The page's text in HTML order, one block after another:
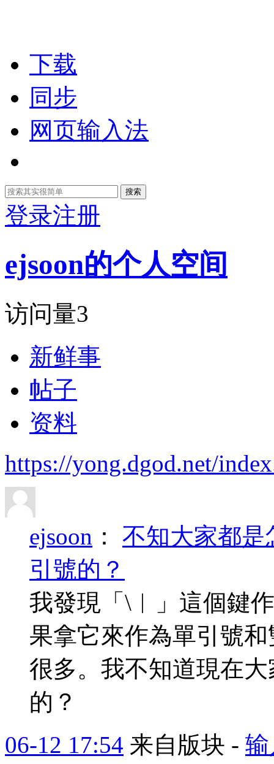
下载
同步
网页输入法
搜索
登录注册
ejsoon的个人空间
访问量3
新鲜事
帖子
资料
https://yong.dgod.net/
ejsoon ： 不知大家都是
引號的？
我發現「\︱」這個鍵
果拿它來作為單引號
很多。我不知道現在
的？
06-12 17:54 来自版块 -